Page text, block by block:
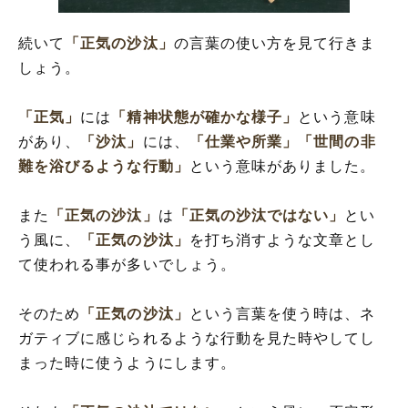
続いて 「正気の沙汰」 の言葉の使い方を見て行きま
しょう。
「正気」 には 「精神状態が確かな様子」
という意味
があり、
「沙汰」 には、 「仕業や所業」
「世間の非
難を浴びるような行動」
という意味がありました。
また 「正気の沙汰」 は 「正気の沙汰ではない」 とい
う風に、
「正気の沙汰」
を打ち消すような文章とし
て使われる事が多いでしょう。
そのため 「正気の沙汰」
という言葉を使う時は、ネ
ガティブに感じられるような行動を見た時やしてし
まった時に使うようにします。